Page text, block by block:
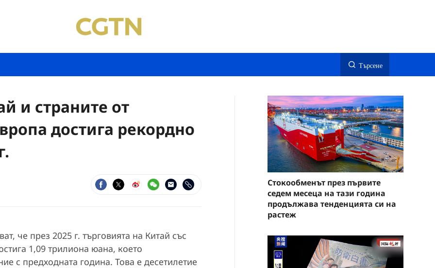
Търсене
и страните от
достига рекордно
че през 2025 г. търговията на Китай със
1,09 трилиона юана, което
с предходната година. Това е десетилетие
Стокообменът през първите
седем месеца на тази година
продължава тенденцията си на
растеж